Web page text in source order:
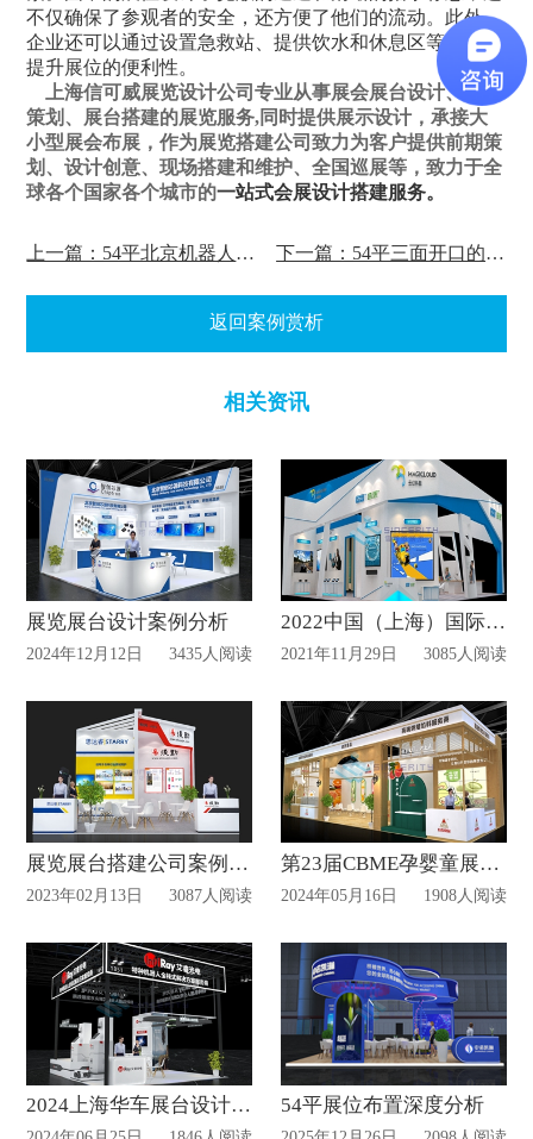
不仅确保了参观者的安全，还方便了他们的流动。此外，
企业还可以通过设置急救站、提供饮水和休息区等方式来
提升展位的便利性。
上海信可威展览设计公司专业从事展会展台设计、展会
策划、展台搭建的展览服务,同时提供展示设计，承接大
小型展会布展，作为展览搭建公司致力为客户提供前期策
划、设计创意、现场搭建和维护、全国巡展等，致力于全
球各个国家各个城市的一站式会展设计搭建服务。
上一篇：54平北京机器人展览会设计案例 下一篇：54平三面开口的展台设计搭建案例赏析
返回案例赏析
相关资讯
展览展台设计案例分析
2024年12月12日 3435人阅读
2022中国（上海）国际教育装备博览会案例赏析
2021年11月29日 3085人阅读
展览展台搭建公司案例赏析
2023年02月13日 3087人阅读
第23届CBME孕婴童展览会设计搭建案例赏析
2024年05月16日 1908人阅读
2024上海华车展台设计分享 54平展位布置深度分析